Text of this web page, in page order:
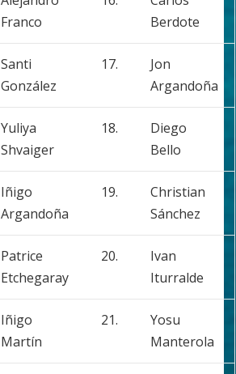
Franco
Berdote
Santi
González
17.
Jon
Argandoña
Yuliya
Shvaiger
18.
Diego
Bello
Iñigo
Argandoña
19.
Christian
Sánchez
Patrice
Etchegaray
20.
Ivan
Iturralde
Iñigo
Martín
21.
Yosu
Manterola